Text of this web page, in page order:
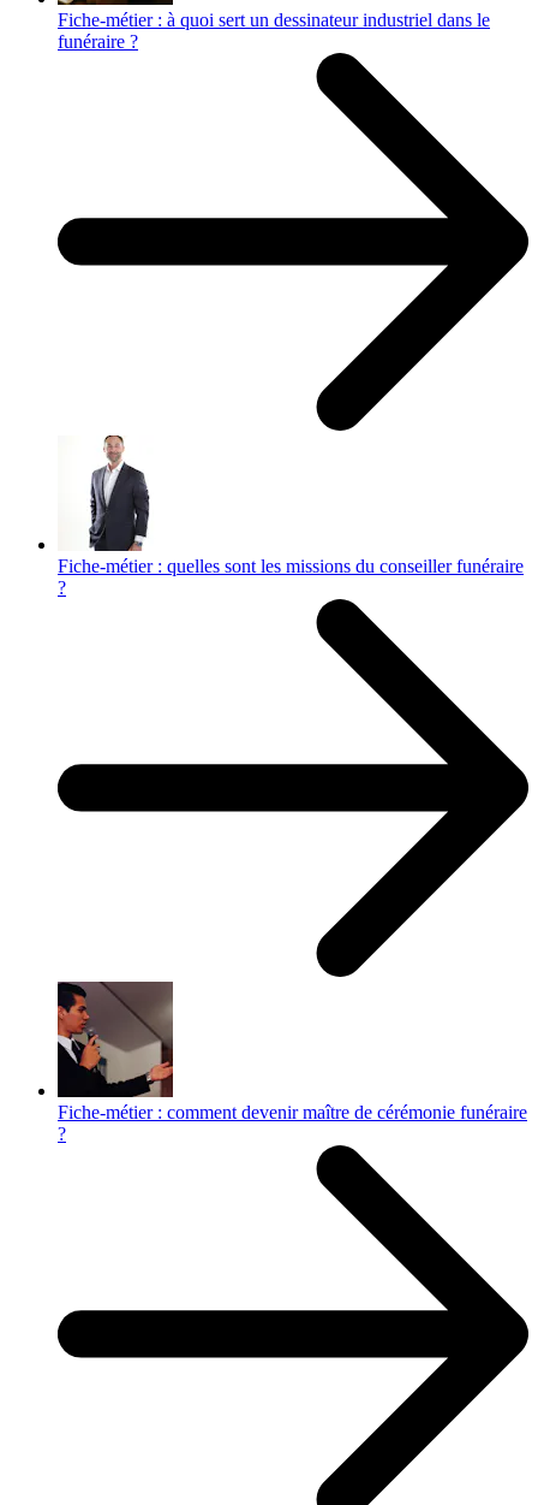
Fiche-métier : à quoi sert un dessinateur industriel dans le
funéraire ?
Fiche-métier : quelles sont les missions du conseiller funéraire
?
Fiche-métier : comment devenir maître de cérémonie funéraire
?